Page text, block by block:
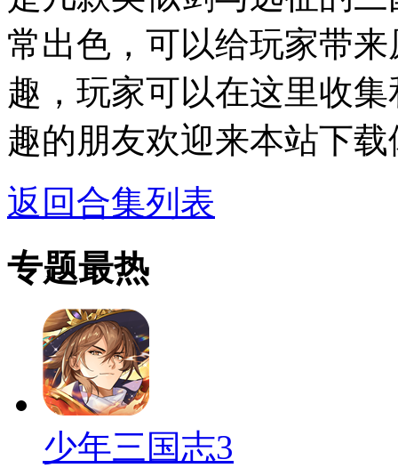
常出色，可以给玩家带
趣，玩家可以在这里收
趣的朋友欢迎来本站下载
返回合集列表
专题最热
少年三国志3